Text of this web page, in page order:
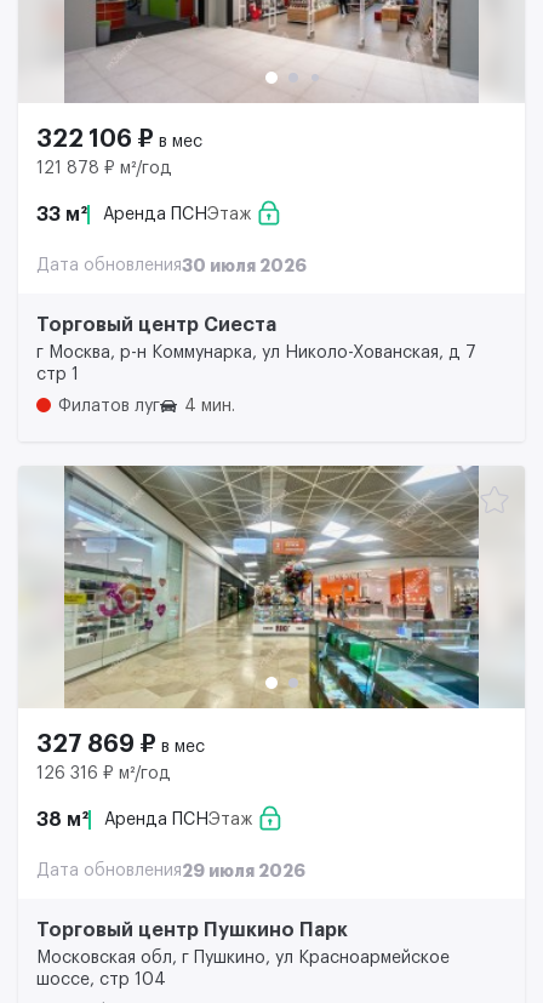
322 106 ₽ в мес
121 878 ₽ м²/год
33 м² Аренда ПСНЭтаж
Дата обновления30 июля 2026
Торговый центр Сиеста
г Москва, р-н Коммунарка, ул Николо-Хованская, д 7
стр 1
Филатов луг
4 мин.
327 869 ₽ в мес
126 316 ₽ м²/год
38 м² Аренда ПСНЭтаж
Дата обновления29 июля 2026
Торговый центр Пушкино Парк
Московская обл, г Пушкино, ул Красноармейское
шоссе, стр 104